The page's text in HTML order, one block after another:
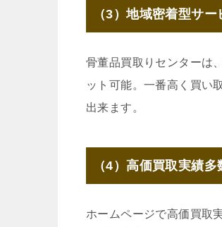
（3）地域密着型サー
骨董品買取りセンターは
ット可能。一番高く買い
出来ます。
（4）高価買取実績多
ホームページで高価買取